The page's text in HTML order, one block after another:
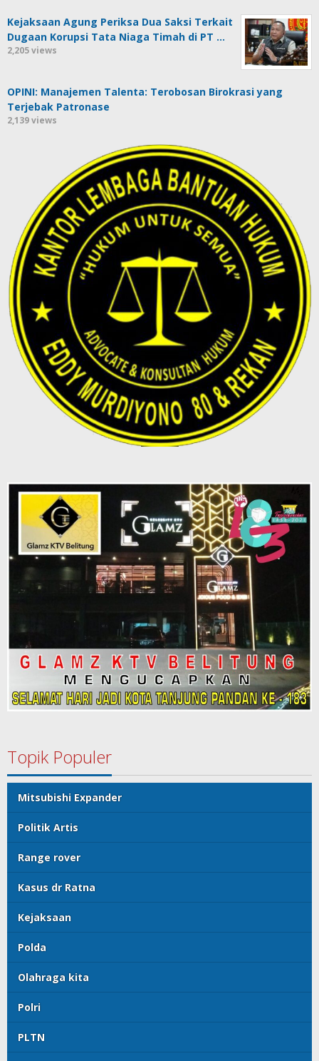
Kejaksaan Agung Periksa Dua Saksi Terkait
Dugaan Korupsi Tata Niaga Timah di PT …
2,205 views
OPINI: Manajemen Talenta: Terobosan Birokrasi yang
Terjebak Patronase
2,139 views
Topik Populer
Mitsubishi Expander
Politik Artis
Range rover
Kasus dr Ratna
Kejaksaan
Polda
Olahraga kita
Polri
PLTN